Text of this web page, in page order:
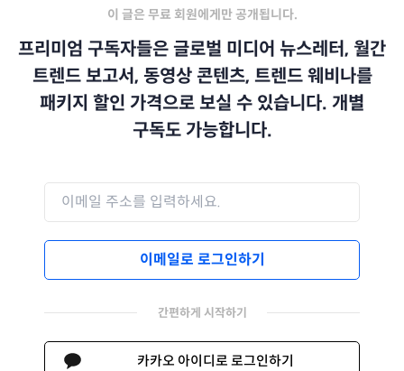
이 글은 무료 회원에게만 공개됩니다.
프리미엄 구독자들은 글로벌 미디어 뉴스레터, 월간
트렌드 보고서, 동영상 콘텐츠, 트렌드 웨비나를
패키지 할인 가격으로 보실 수 있습니다. 개별
구독도 가능합니다.
이메일로 로그인하기
간편하게 시작하기
카카오 아이디로 로그인하기